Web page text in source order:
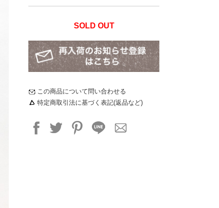
SOLD OUT
この商品について問い合わせる
特定商取引法に基づく表記(返品など)